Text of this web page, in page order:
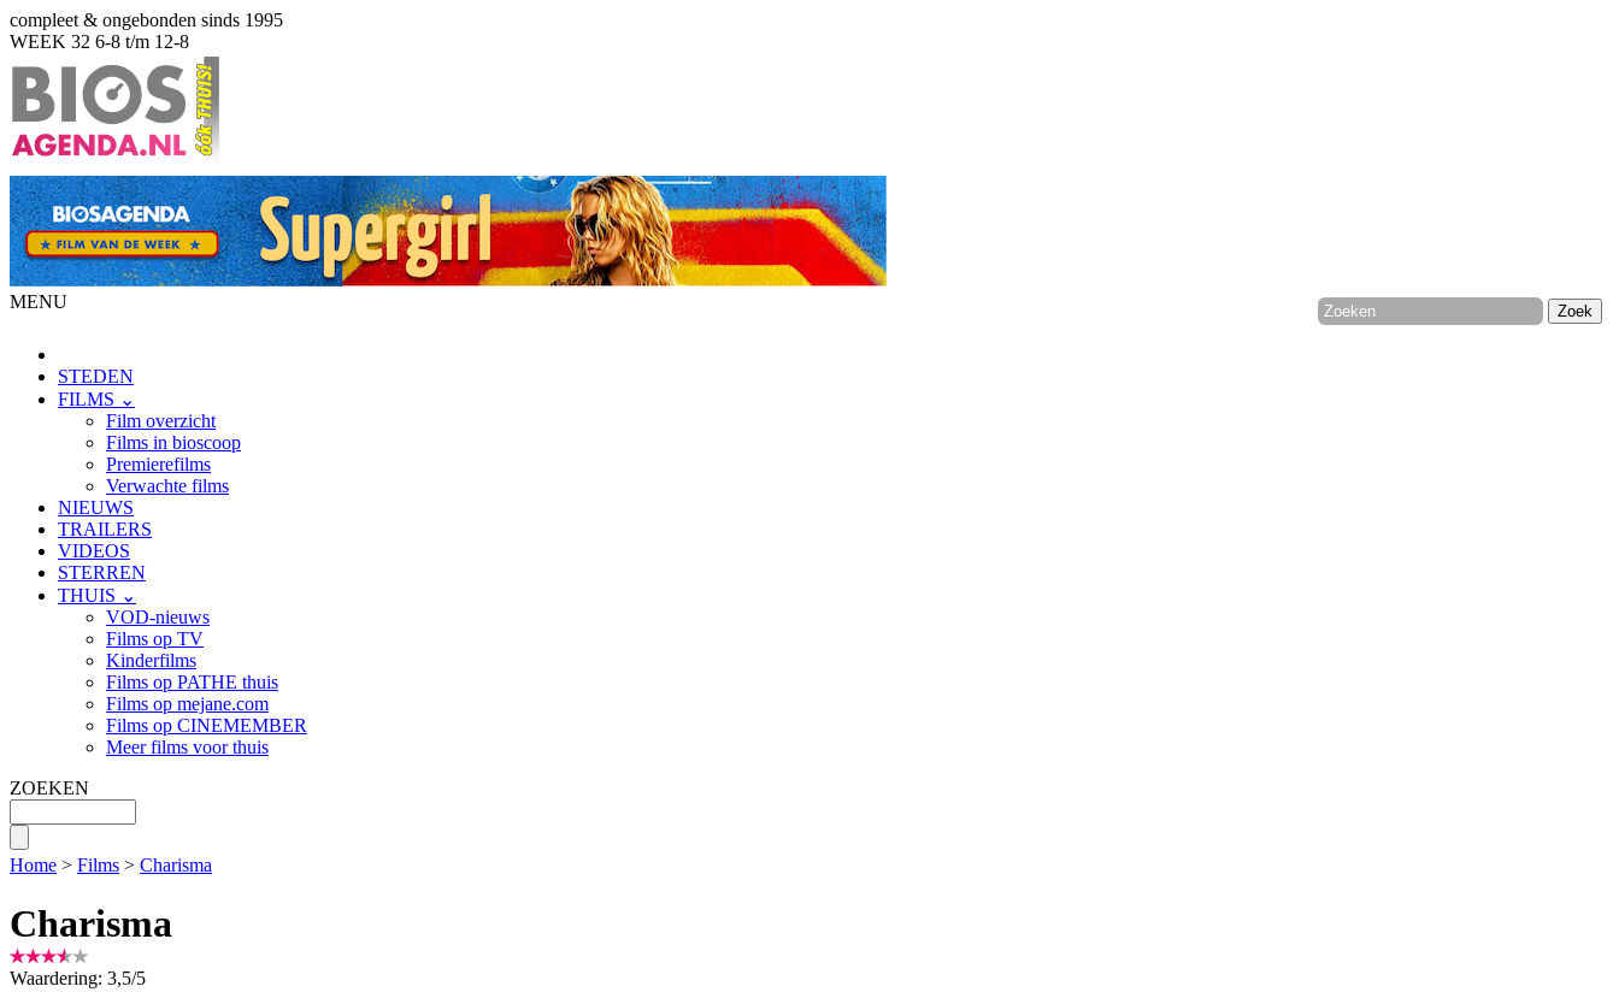
compleet & ongebonden sinds 1995
WEEK 32 6-8 t/m 12-8
MENU
STEDEN
FILMS ⌄
Film overzicht
Films in bioscoop
Premierefilms
Verwachte films
NIEUWS
TRAILERS
VIDEOS
STERREN
THUIS ⌄
VOD-nieuws
Films op TV
Kinderfilms
Films op PATHE thuis
Films op mejane.com
Films op CINEMEMBER
Meer films voor thuis
ZOEKEN
Home > Films > Charisma
Charisma
Waardering: 3,5/5